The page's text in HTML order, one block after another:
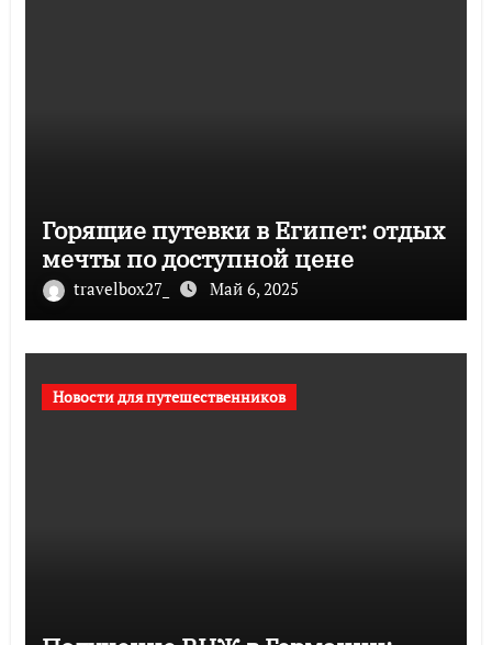
Горящие путевки в Египет: отдых
мечты по доступной цене
travelbox27_ Май 6, 2025
Новости для путешественников